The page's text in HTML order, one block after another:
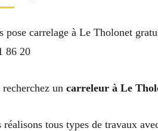
pose carrelage à Le Tholonet
86 20
recherchez un carreleur à Le
réalisons tous types de travaux